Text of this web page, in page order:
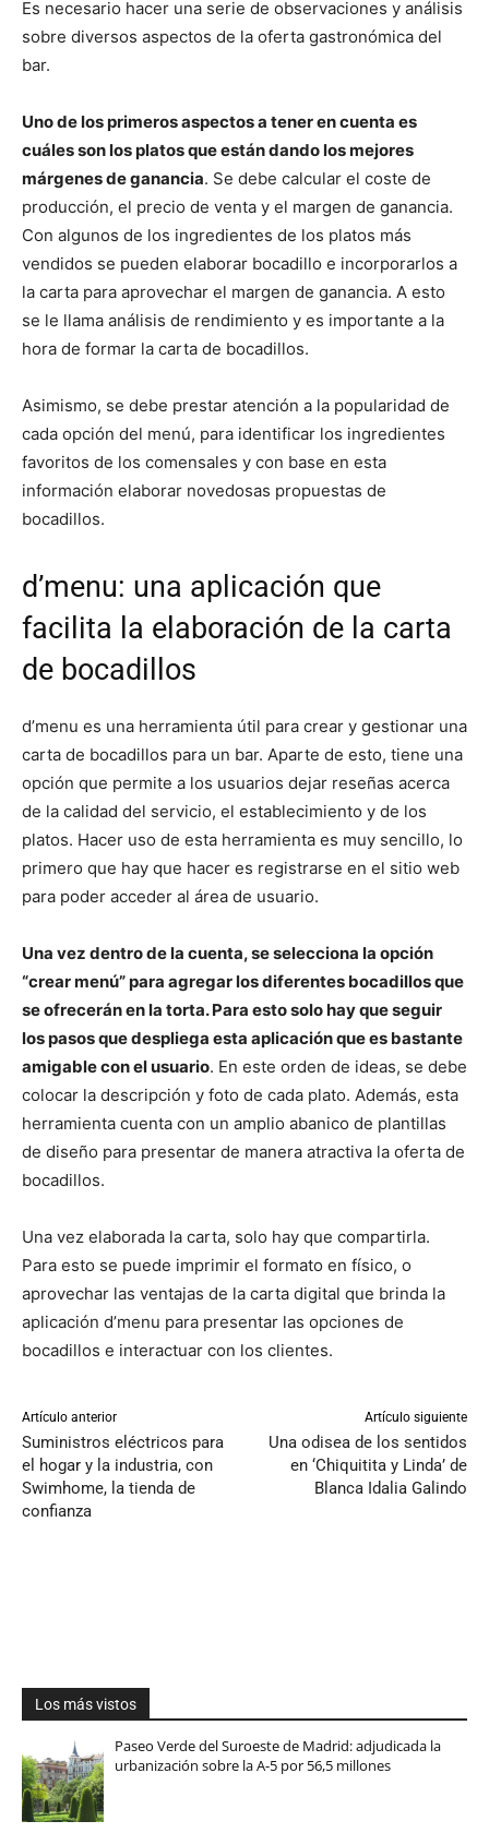
Es necesario hacer una serie de observaciones y análisis
sobre diversos aspectos de la oferta gastronómica del
bar.
Uno de los primeros aspectos a tener en cuenta es
cuáles son los platos que están dando los mejores
márgenes de ganancia. Se debe calcular el coste de
producción, el precio de venta y el margen de ganancia.
Con algunos de los ingredientes de los platos más
vendidos se pueden elaborar bocadillo e incorporarlos a
la carta para aprovechar el margen de ganancia. A esto
se le llama análisis de rendimiento y es importante a la
hora de formar la carta de bocadillos.
Asimismo, se debe prestar atención a la popularidad de
cada opción del menú, para identificar los ingredientes
favoritos de los comensales y con base en esta
información elaborar novedosas propuestas de
bocadillos.
d’menu: una aplicación que
facilita la elaboración de la carta
de bocadillos
d’menu es una herramienta útil para crear y gestionar una
carta de bocadillos para un bar. Aparte de esto, tiene una
opción que permite a los usuarios dejar reseñas acerca
de la calidad del servicio, el establecimiento y de los
platos. Hacer uso de esta herramienta es muy sencillo, lo
primero que hay que hacer es registrarse en el sitio web
para poder acceder al área de usuario.
Una vez dentro de la cuenta, se selecciona la opción
“crear menú” para agregar los diferentes bocadillos que
se ofrecerán en la torta. Para esto solo hay que seguir
los pasos que despliega esta aplicación que es bastante
amigable con el usuario. En este orden de ideas, se debe
colocar la descripción y foto de cada plato. Además, esta
herramienta cuenta con un amplio abanico de plantillas
de diseño para presentar de manera atractiva la oferta de
bocadillos.
Una vez elaborada la carta, solo hay que compartirla.
Para esto se puede imprimir el formato en físico, o
aprovechar las ventajas de la carta digital que brinda la
aplicación d’menu para presentar las opciones de
bocadillos e interactuar con los clientes.
Artículo anterior
Suministros eléctricos para
el hogar y la industria, con
Swimhome, la tienda de
confianza
Artículo siguiente
Una odisea de los sentidos
en ‘Chiquitita y Linda’ de
Blanca Idalia Galindo
Los más vistos
Paseo Verde del Suroeste de Madrid: adjudicada la
urbanización sobre la A-5 por 56,5 millones